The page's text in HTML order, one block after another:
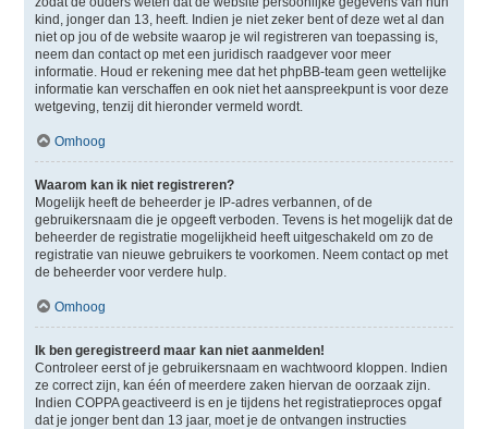
kind, jonger dan 13, heeft. Indien je niet zeker bent of deze wet al dan
niet op jou of de website waarop je wil registreren van toepassing is,
neem dan contact op met een juridisch raadgever voor meer
informatie. Houd er rekening mee dat het phpBB-team geen wettelijke
informatie kan verschaffen en ook niet het aanspreekpunt is voor deze
wetgeving, tenzij dit hieronder vermeld wordt.
Omhoog
Waarom kan ik niet registreren?
Mogelijk heeft de beheerder je IP-adres verbannen, of de
gebruikersnaam die je opgeeft verboden. Tevens is het mogelijk dat de
beheerder de registratie mogelijkheid heeft uitgeschakeld om zo de
registratie van nieuwe gebruikers te voorkomen. Neem contact op met
de beheerder voor verdere hulp.
Omhoog
Ik ben geregistreerd maar kan niet aanmelden!
Controleer eerst of je gebruikersnaam en wachtwoord kloppen. Indien
ze correct zijn, kan één of meerdere zaken hiervan de oorzaak zijn.
Indien COPPA geactiveerd is en je tijdens het registratieproces opgaf
dat je jonger bent dan 13 jaar, moet je de ontvangen instructies